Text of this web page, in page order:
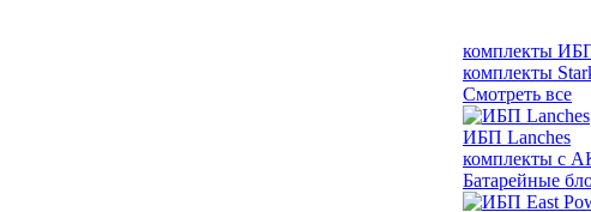
комплекты
комплекты
Смотреть все
ИБП Lanches
комплекты с
Батарейные